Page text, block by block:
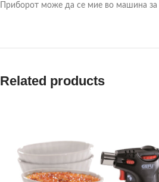
Приборот може да се мие во машина
Related products